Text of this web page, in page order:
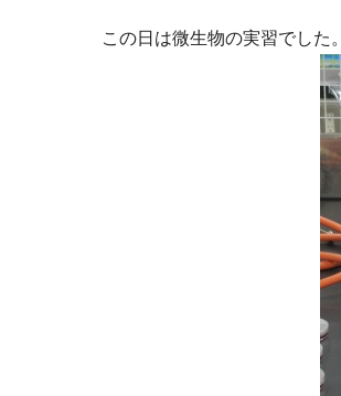
この日は微生物の実習でした。